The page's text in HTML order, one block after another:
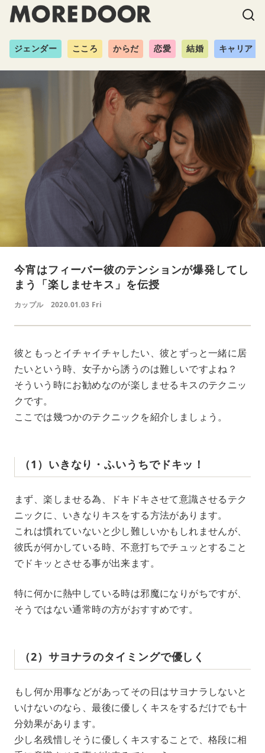
ジェンダー こころ からだ 恋愛 結婚 キャリア
今宵はフィーバー彼のテンションが爆発してし
まう「楽しませキス」を伝授
カップル 2020.01.03 Fri
彼ともっとイチャイチャしたい、彼とずっと一緒に居
たいという時、女子から誘うのは難しいですよね？
そういう時にお勧めなのが楽しませるキスのテクニッ
クです。
ここでは幾つかのテクニックを紹介しましょう。
（1）いきなり・ふいうちでドキッ！
まず、楽しませる為、ドキドキさせて意識させるテク
ニックに、いきなりキスをする方法があります。
これは慣れていないと少し難しいかもしれませんが、
彼氏が何かしている時、不意打ちでチュッとすること
でドキッとさせる事が出来ます。
特に何かに熱中している時は邪魔になりがちですが、
そうではない通常時の方がおすすめです。
（2）サヨナラのタイミングで優しく
もし何か用事などがあってその日はサヨナラしないと
いけないのなら、最後に優しくキスをするだけでも十
分効果があります。
少し名残惜しそうに優しくキスすることで、格段に相